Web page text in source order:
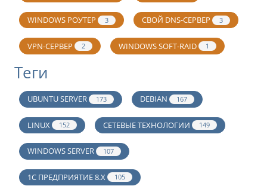
WINDOWS РОУТЕР 3 СВОЙ DNS-СЕРВЕР 3
VPN-СЕРВЕР 2 WINDOWS SOFT-RAID 1
Теги
UBUNTU SERVER 173 DEBIAN 167
LINUX 152 СЕТЕВЫЕ ТЕХНОЛОГИИ 149
WINDOWS SERVER 107
1С ПРЕДПРИЯТИЕ 8.Х 105